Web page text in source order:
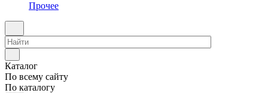
Прочее
Каталог
По всему сайту
По каталогу